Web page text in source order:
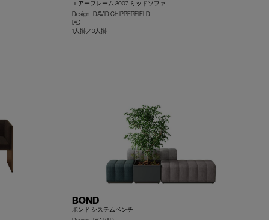
エアーフレーム 3007 ミッドソファ
Design : DAVID CHIPPERFIELD
IXC
1人掛／3人掛
BOND
ボンド システムベンチ